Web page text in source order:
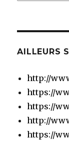
AILLEURS
http://
https://
https://
http://
https://